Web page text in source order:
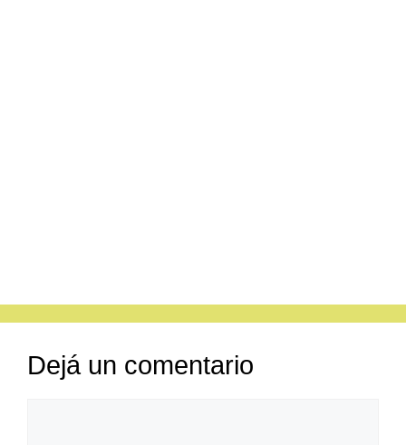
Dejá un comentario